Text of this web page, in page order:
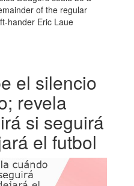
of the regular
hander Eric Laue
el silencio
revela
si seguirá
el futbol